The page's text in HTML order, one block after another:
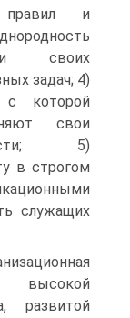
правил и
своих
задач; 4)
с которой
свои
5)
в строгом
служащих
высокой
развитой